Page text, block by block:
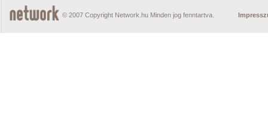
© 2007 Copyright Network.hu Minden jog fenntartva.